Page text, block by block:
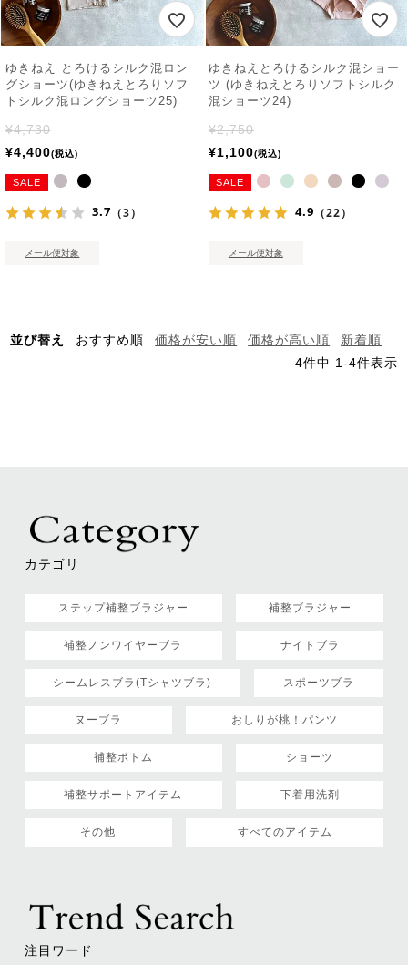
ゆきねえ とろけるシルク混ロン
グショーツ(ゆきねえとろりソフ
トシルク混ロングショーツ25)
¥4,730
¥4,400 税込
SALE
3.7 （3）
メール便対象
ゆきねえとろけるシルク混ショー
ツ (ゆきねえとろりソフトシルク
混ショーツ24)
¥2,750
¥1,100 税込
SALE
4.9 （22）
メール便対象
並び替え おすすめ順 価格が安い順 価格が高い順
新着順
4件中 1-4件表示
カテゴリ
ステップ補整ブラジャー 補整ブラジャー
補整ノンワイヤーブラ ナイトブラ
シームレスブラ(Tシャツブラ) スポーツブラ
ヌーブラ おしりが桃！パンツ
補整ボトム ショーツ
補整サポートアイテム 下着用洗剤
その他 すべてのアイテム
注目ワード